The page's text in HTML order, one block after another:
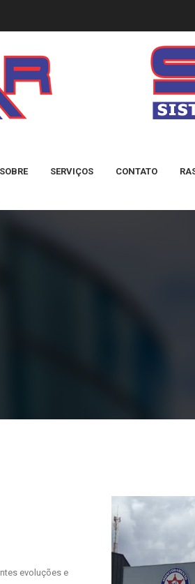
SOBRE SERVIÇOS CONTATO
evoluções e